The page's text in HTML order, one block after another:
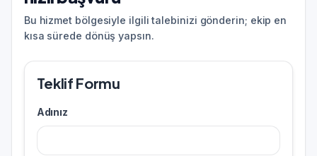
Bu hizmet bölgesiyle ilgili talebinizi gönderin; ekip en
kısa sürede dönüş yapsın.
Teklif Formu
Adınız